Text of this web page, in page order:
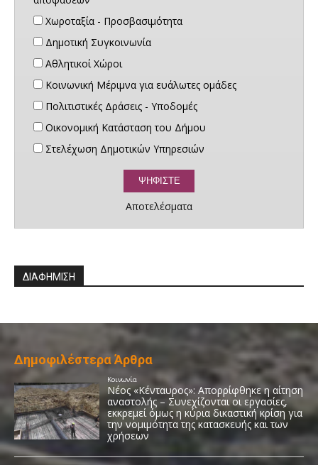
Χωροταξία - Προσβασιμότητα
Δημοτική Συγκοινωνία
Αθλητικοί Χώροι
Κοινωνική Μέριμνα για ευάλωτες ομάδες
Πολιτιστικές Δράσεις - Υποδομές
Οικονομική Κατάσταση του Δήμου
Στελέχωση Δημοτικών Υπηρεσιών
Αποτελέσματα
ΔΙΑΦΗΜΙΣΗ
Δημοφιλέστερα Άρθρα